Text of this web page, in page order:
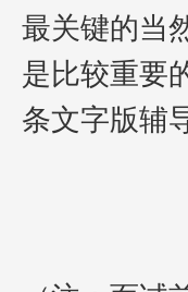
最关键的当
是比较重要
条文字版辅